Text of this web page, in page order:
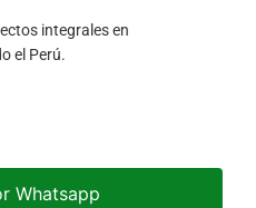
integrales en
el Perú.
Whatsapp